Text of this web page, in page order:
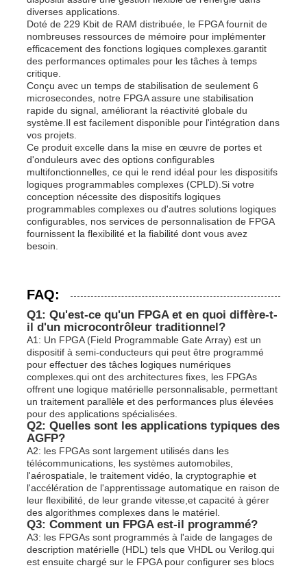
diverses applications.
Doté de 229 Kbit de RAM distribuée, le FPGA fournit de
nombreuses ressources de mémoire pour implémenter
efficacement des fonctions logiques complexes.garantit
des performances optimales pour les tâches à temps
critique.
Conçu avec un temps de stabilisation de seulement 6
microsecondes, notre FPGA assure une stabilisation
rapide du signal, améliorant la réactivité globale du
système.Il est facilement disponible pour l'intégration dans
vos projets.
Ce produit excelle dans la mise en œuvre de portes et
d'onduleurs avec des options configurables
multifonctionnelles, ce qui le rend idéal pour les dispositifs
logiques programmables complexes (CPLD).Si votre
conception nécessite des dispositifs logiques
programmables complexes ou d'autres solutions logiques
configurables, nos services de personnalisation de FPGA
fournissent la flexibilité et la fiabilité dont vous avez
besoin.
FAQ:
Q1: Qu'est-ce qu'un FPGA et en quoi diffère-t-
il d'un microcontrôleur traditionnel?
A1: Un FPGA (Field Programmable Gate Array) est un
dispositif à semi-conducteurs qui peut être programmé
pour effectuer des tâches logiques numériques
complexes.qui ont des architectures fixes, les FPGAs
offrent une logique matérielle personnalisable, permettant
un traitement parallèle et des performances plus élevées
pour des applications spécialisées.
Q2: Quelles sont les applications typiques des
AGFP?
A2: les FPGAs sont largement utilisés dans les
télécommunications, les systèmes automobiles,
l'aérospatiale, le traitement vidéo, la cryptographie et
l'accélération de l'apprentissage automatique en raison de
leur flexibilité, de leur grande vitesse,et capacité à gérer
des algorithmes complexes dans le matériel.
Q3: Comment un FPGA est-il programmé?
A3: les FPGAs sont programmés à l'aide de langages de
description matérielle (HDL) tels que VHDL ou Verilog.qui
est ensuite chargé sur le FPGA pour configurer ses blocs